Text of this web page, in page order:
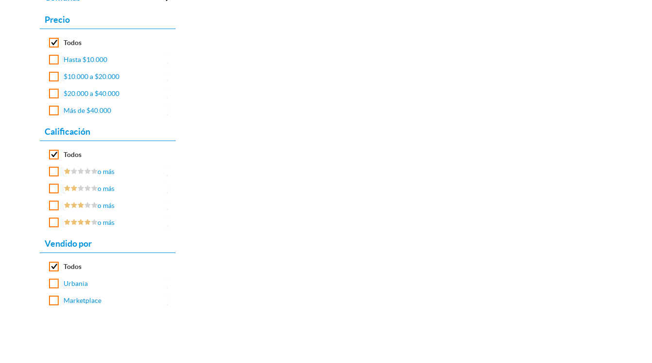
Precio
Todos
Hasta $10.000
$10.000 a $20.000
$20.000 a $40.000
Más de $40.000
Calificación
Todos
o más
o más
o más
o más
Vendido por
Todos
Urbania
Marketplace